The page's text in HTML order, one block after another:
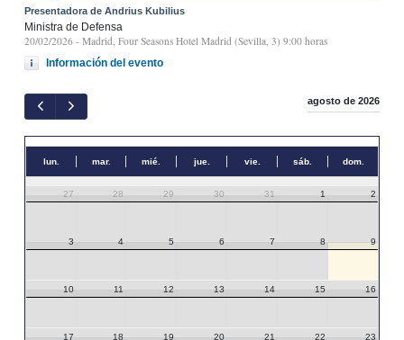
Presentadora de Andrius Kubilius
Ministra de Defensa
20/02/2026 - Madrid, Four Seasons Hotel Madrid (Sevilla, 3) 9:00 horas
Información del evento
agosto de 2026
lun. mar. mié. jue. vie. sáb. dom.
27 28 29 30 31 1 2
3 4 5 6 7 8 9
10 11 12 13 14 15 16
17 18 19 20 21 22 23